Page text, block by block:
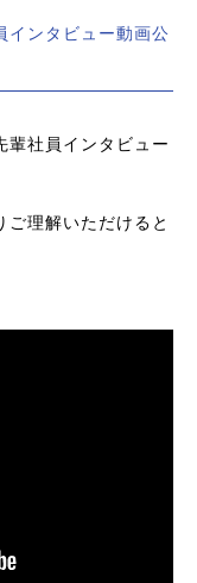
インタビュー動画公
輩社員インタビュー
理解いただけると